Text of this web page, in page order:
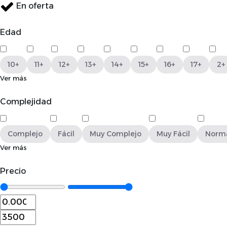
En oferta
Edad
10+ 11+ 12+ 13+ 14+ 15+ 16+ 17+ 2+
Ver más
Complejidad
Complejo Fácil Muy Complejo Muy Fácil
Ver más
Precio